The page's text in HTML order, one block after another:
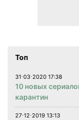
Топ
31⋅03⋅2020 17:38
10 новых
карантин
27⋅12⋅2019 13:13